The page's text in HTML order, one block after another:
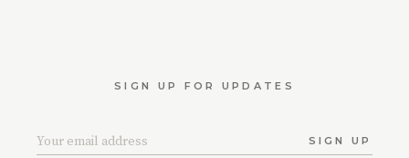
SIGN UP FOR UPDATES
SIGN UP